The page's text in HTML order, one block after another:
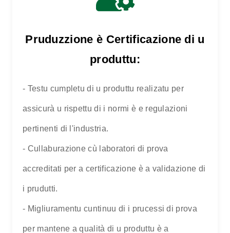
Pruduzzione è Certificazione di u
produttu:
- Testu cumpletu di u produttu realizatu per
assicurà u rispettu di i normi è e regulazioni
pertinenti di l'industria.
- Cullaburazione cù laboratori di prova
accreditati per a certificazione è a validazione di
i prudutti.
- Migliuramentu cuntinuu di i prucessi di prova
per mantene a qualità di u produttu è a